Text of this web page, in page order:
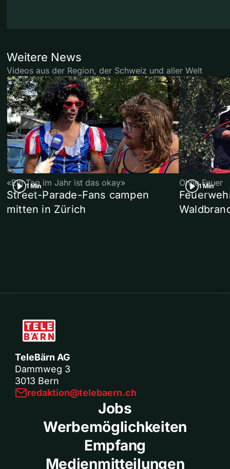
Weitere News
Videos aus der Region, der Schweiz und aller Welt
1 Min
«Ein Tag im Jahr ist das okay»
Street-Parade-Fans campen
mitten in Zürich
1 Min
Ohne Feuer
TeleBärn AG
Dammweg 3
3013 Bern
redaktion@telebaern.ch
Jobs
Werbemöglichkeiten
Empfang
Medienmitteilungen